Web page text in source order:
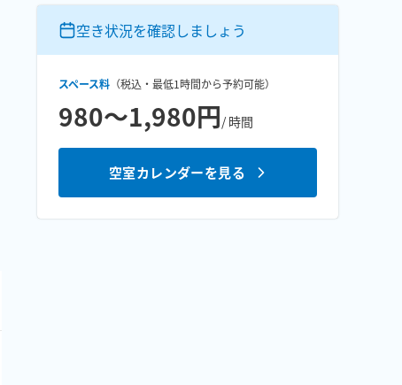
空き状況を確認しましょう
スペース料 （税込・最低1時間から予約可能）
980〜1,980円/ 時間
空室カレンダーを見る